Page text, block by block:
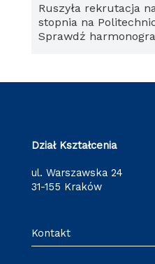
Ruszyła rekrutacja
stopnia na
Sprawdź
Dział Kształcenia
ul. Warszawska 24
31-155 Kraków
Kontakt